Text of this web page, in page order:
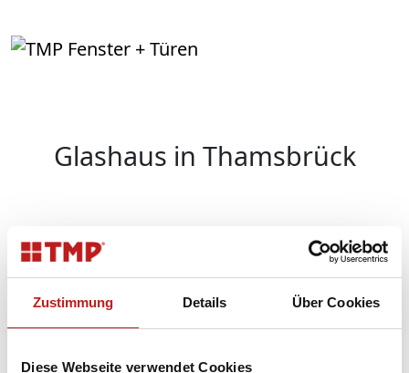
Zustimmung Details Über Cookies
Diese Webseite verwendet Cookies
Glashaus in Thamsbrück
Glashaus in Thamsbrück